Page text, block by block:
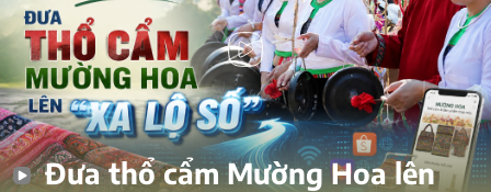
Đưa thổ cẩm Mường Hoa lên